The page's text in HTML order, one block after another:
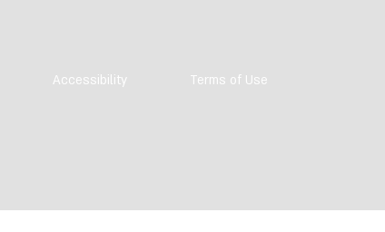
Terms of Use
Accessibility